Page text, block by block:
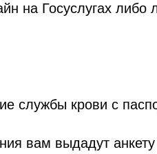
на Госуслугах либо
службы крови с
вам выдадут